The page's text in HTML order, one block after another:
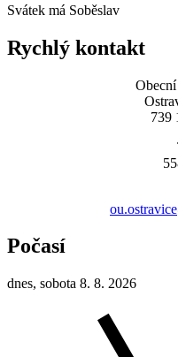
Svátek má Soběslav
Rychlý kontakt
739
Počasí
dnes, sobota 8. 8. 2026